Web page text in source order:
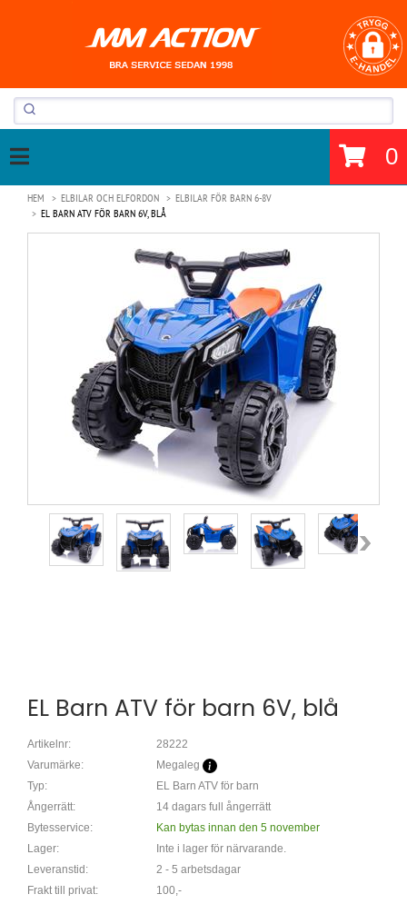
0
HEM ELBILAR OCH ELFORDON
ELBILAR FÖR BARN 6-8V
EL BARN ATV FÖR BARN 6V, BLÅ
EL Barn ATV för barn 6V, blå
Artikelnr:
28222
Varumärke:
Megaleg
Typ:
EL Barn ATV för barn
Ångerrätt:
14 dagars full ångerrätt
Bytesservice:
Kan bytas innan den 5 november
Lager:
Inte i lager för närvarande.
Leveranstid:
2 - 5 arbetsdagar
Frakt till privat:
100,-